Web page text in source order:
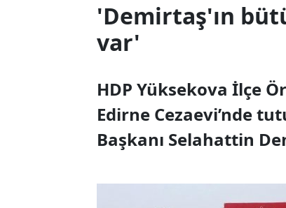
'Demirtaş'ın
var'
HDP Yüksekova İlçe
Edirne Cezaevi’nde
Başkanı Selahattin